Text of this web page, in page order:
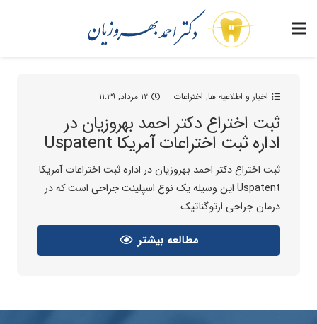
اخبار و اطلاعیه ها, اختراعات ۱۲ مرداد, ۱۱:۳۹
ثبت اختراع دکتر احمد بهروزیان در
اداره ثبت اختراعات آمریکا Uspatent
ثبت اختراع دکتر احمد بهروزیان در اداره ثبت اختراعات آمریکا
Uspatent این وسیله یک نوع اسپلینت جراحی است که در
درمان جراحی ارتوگناتیک…
مطالعه بیشتر